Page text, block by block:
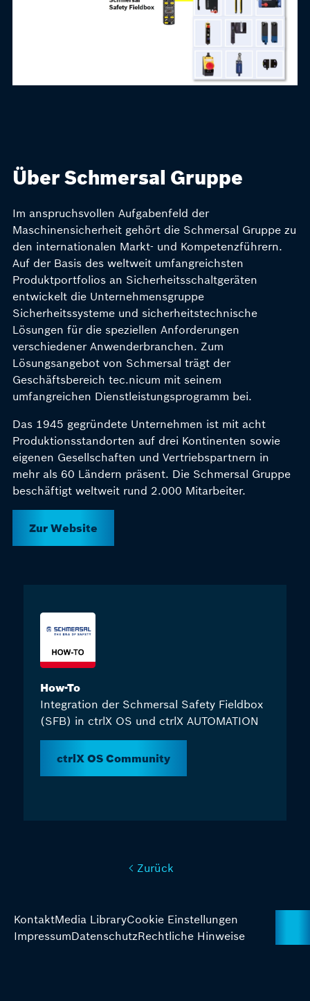
Über Schmersal Gruppe
Im anspruchsvollen Aufgabenfeld der
Maschinensicherheit gehört die Schmersal Gruppe zu
den internationalen Markt- und Kompetenzführern.
Auf der Basis des weltweit umfangreichsten
Produktportfolios an Sicherheitsschaltgeräten
entwickelt die Unternehmensgruppe
Sicherheitssysteme und sicherheitstechnische
Lösungen für die speziellen Anforderungen
verschiedener Anwenderbranchen. Zum
Lösungsangebot von Schmersal trägt der
Geschäftsbereich tec.nicum mit seinem
umfangreichen Dienstleistungsprogramm bei.
Das 1945 gegründete Unternehmen ist mit acht
Produktionsstandorten auf drei Kontinenten sowie
eigenen Gesellschaften und Vertriebspartnern in
mehr als 60 Ländern präsent. Die Schmersal Gruppe
beschäftigt weltweit rund 2.000 Mitarbeiter.
Zur Website
How-To
Integration der Schmersal Safety Fieldbox
(SFB) in ctrlX OS und ctrlX AUTOMATION
ctrlX OS Community
Zurück
KontaktMedia LibraryCookie Einstellungen
ImpressumDatenschutzRechtliche Hinweise